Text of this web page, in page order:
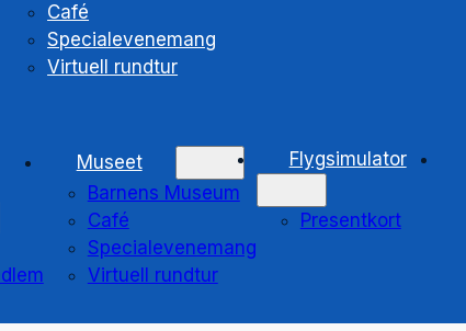
Café
Specialevenemang
Virtuell rundtur
Museet
Barnens Museum
Café
Specialevenemang
Virtuell rundtur
Flygsimulator
Presentkort